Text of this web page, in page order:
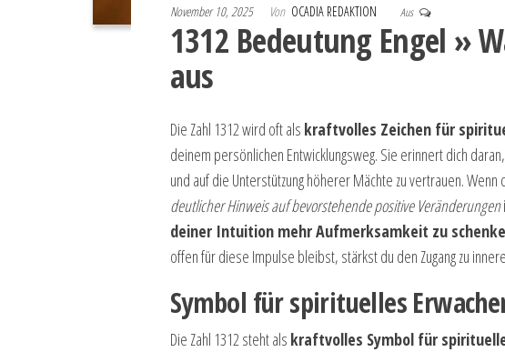
November 10, 2025 Von OCADIA REDAKTION Aus
1312 Bedeutung Engel »
aus
Die Zahl 1312 wird oft als kraftvolles Zeichen für
deinem persönlichen Entwicklungsweg. Sie erinnert dich
und auf die Unterstützung höherer Mächte zu vertrauen.
deutlicher Hinweis auf bevorstehende positive Veränderungen
deiner Intuition mehr Aufmerksamkeit zu
offen für diese Impulse bleibst, stärkst du den Zugang zu
Symbol für spirituelles
Die Zahl 1312 steht als kraftvolles Symbol für